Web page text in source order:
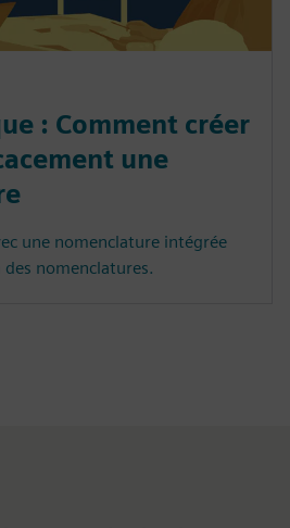
: Comment créer
une
une nomenclature intégrée
nomenclatures.